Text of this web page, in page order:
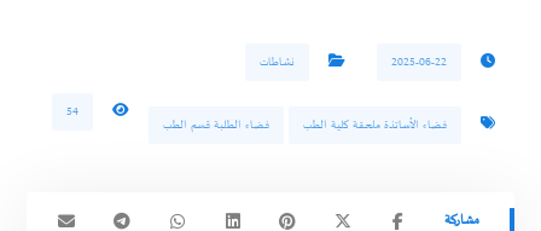
2025-06-22 نشاطات
فضاء الأساتذة ملحقة كلية الطب فضاء الطلبة قسم الطب
54